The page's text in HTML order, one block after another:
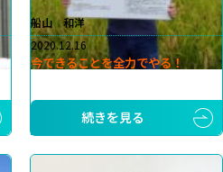
船山 和洋
2020.12.16
今できることを全力でやる！
続きを見る